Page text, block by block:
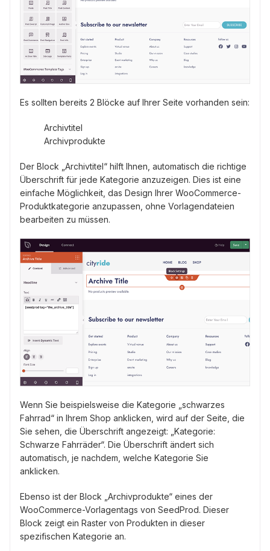
Es sollten bereits 2 Blöcke auf Ihrer Seite vorhanden sein:
Archivtitel
Archivprodukte
Der Block „Archivtitel“ hilft Ihnen, automatisch die richtige
Überschrift für jede Kategorie anzuzeigen. Dies ist eine
einfache Möglichkeit, das Design Ihrer WooCommerce-
Produktkategorie anzupassen, ohne Vorlagendateien
bearbeiten zu müssen.
Wenn Sie beispielsweise die Kategorie „schwarzes
Fahrrad“ in Ihrem Shop anklicken, wird auf der Seite, die
Sie sehen, die Überschrift angezeigt: „Kategorie:
Schwarze Fahrräder“. Die Überschrift ändert sich
automatisch, je nachdem, welche Kategorie Sie
anklicken.
Ebenso ist der Block „Archivprodukte“ eines der
WooCommerce-Vorlagentags von SeedProd. Dieser
Block zeigt ein Raster von Produkten in dieser
spezifischen Kategorie an.